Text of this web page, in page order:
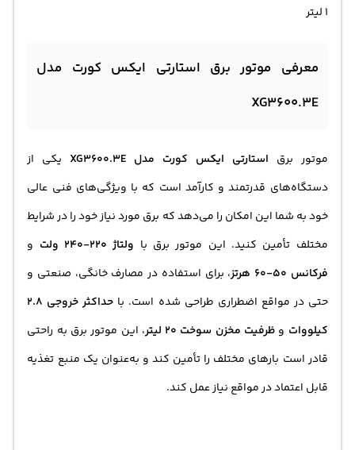
1 لیتر
معرفی موتور برق استارتی ایکس کورت مدل
XG3600.3E
موتور برق استارتی ایکس کورت مدل XG3600.3E
یکی از
دستگاه‌های قدرتمند و کارآمد است که با ویژگی‌های فنی عالی
خود به شما این امکان را می‌دهد که برق مورد نیاز خود را در شرایط
مختلف تأمین کنید. این موتور برق با ولتاژ 220-240 ولت
و
فرکانس 50-60 هرتز
، برای استفاده در مصارف خانگی، صنعتی و
حتی در مواقع اضطراری طراحی شده است. با
حداکثر خروجی 2.8
کیلووات و ظرفیت مخزن سوخت 20 لیتر
، این موتور برق به راحتی
قادر است بارهای مختلف را تأمین کند و به‌عنوان یک منبع تغذیه
قابل اعتماد در مواقع نیاز عمل کند.